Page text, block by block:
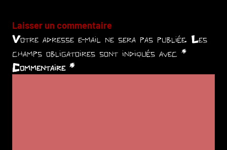
Laisser un commentaire
Votre adresse e-mail ne sera pas publiée. Les
champs obligatoires sont indiqués avec *
Commentaire *